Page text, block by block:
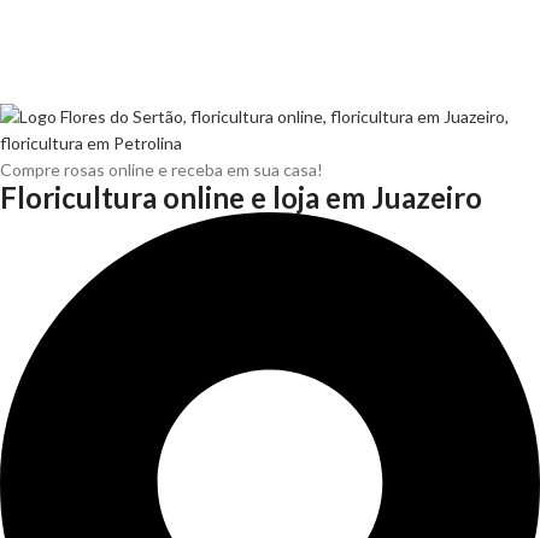
Compre rosas online e receba em sua casa!
Floricultura online e loja em Juazeiro